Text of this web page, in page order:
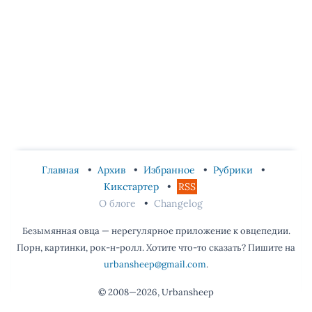
Главная Архив Избранное
Рубрики
Кикстартер
RSS
О блоге
Changelog
Безымянная овца — нерегулярное приложение к овцепедии.
Порн, картинки, рок-н-ролл. Хотите что-то сказать? Пишите на
urbansheep@gmail.com.
© 2008—2026, Urbansheep